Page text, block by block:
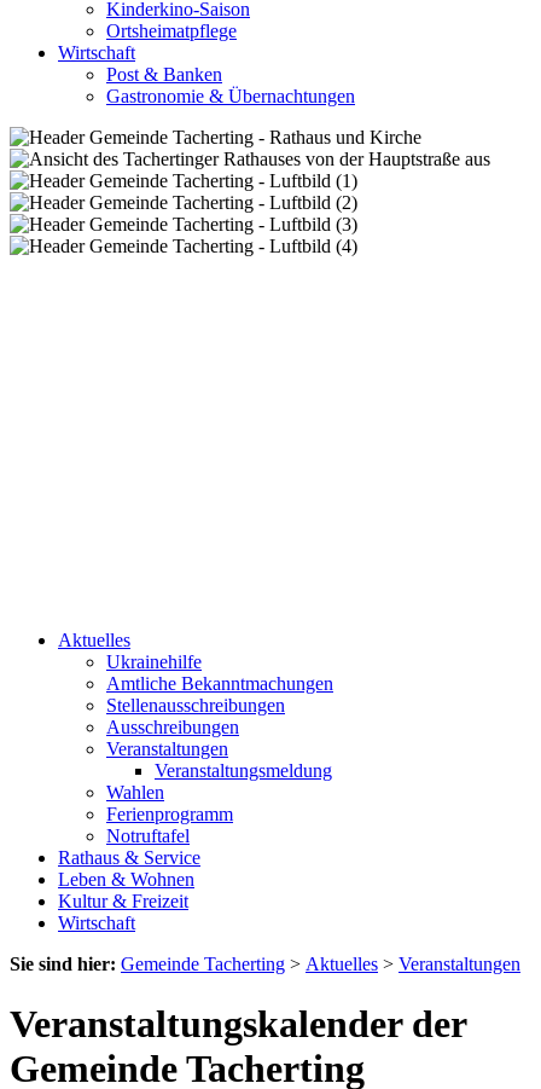
Kinderkino-Saison
Ortsheimatpflege
Wirtschaft
Post & Banken
Gastronomie & Übernachtungen
Aktuelles
Ukrainehilfe
Amtliche Bekanntmachungen
Stellenausschreibungen
Ausschreibungen
Veranstaltungen
Veranstaltungsmeldung
Wahlen
Ferienprogramm
Notruftafel
Rathaus & Service
Leben & Wohnen
Kultur & Freizeit
Wirtschaft
Sie sind hier: Gemeinde Tacherting > Aktuelles > Veranstaltungen
Veranstaltungskalender der
Gemeinde Tacherting